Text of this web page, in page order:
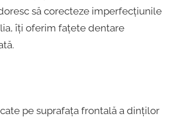
să corecteze imperfecțiunile
îți oferim fațete dentare
pe suprafața frontală a dinților